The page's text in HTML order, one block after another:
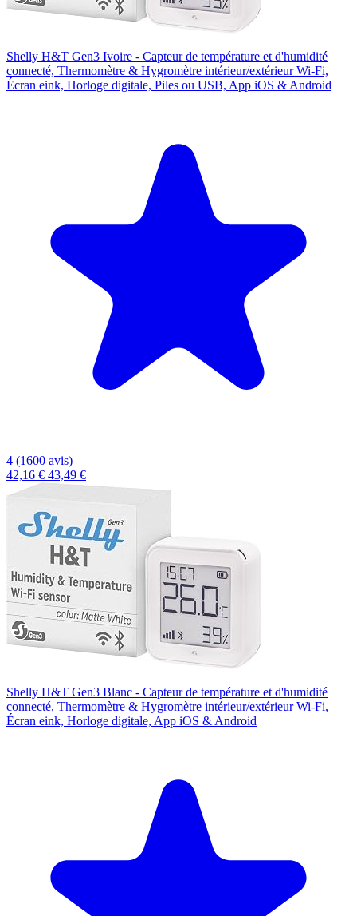
Shelly H&T Gen3 Ivoire - Capteur de température et d'humidité
connecté, Thermomètre & Hygromètre intérieur/extérieur Wi-Fi,
Écran eink, Horloge digitale, Piles ou USB, App iOS & Android
4 (1600 avis)
42,16 € 43,49 €
Shelly H&T Gen3 Blanc - Capteur de température et d'humidité
connecté, Thermomètre & Hygromètre intérieur/extérieur Wi-Fi,
Écran eink, Horloge digitale, App iOS & Android